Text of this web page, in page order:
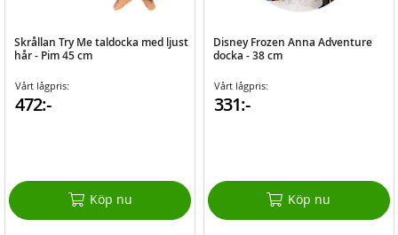
Skrållan Try Me taldocka med ljust
hår - Pim 45 cm
Vårt lågpris:
472:-
Köp nu
Disney Frozen Anna Adventure
docka - 38 cm
Vårt lågpris:
331:-
Köp nu